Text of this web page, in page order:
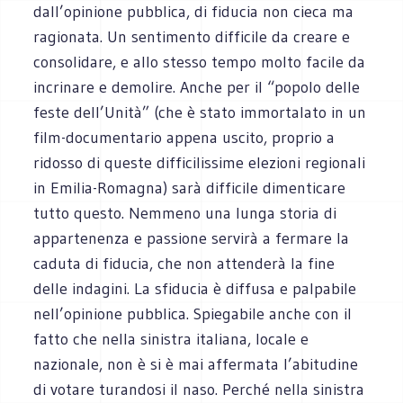
dall’opinione pubblica, di fiducia non cieca ma
ragionata. Un sentimento difficile da creare e
consolidare, e allo stesso tempo molto facile da
incrinare e demolire. Anche per il “popolo delle
feste dell’Unità” (che è stato immortalato in un
film-documentario appena uscito, proprio a
ridosso di queste difficilissime elezioni regionali
in Emilia-Romagna) sarà difficile dimenticare
tutto questo. Nemmeno una lunga storia di
appartenenza e passione servirà a fermare la
caduta di fiducia, che non attenderà la fine
delle indagini. La sfiducia è diffusa e palpabile
nell’opinione pubblica. Spiegabile anche con il
fatto che nella sinistra italiana, locale e
nazionale, non è si è mai affermata l’abitudine
di votare turandosi il naso. Perché nella sinistra